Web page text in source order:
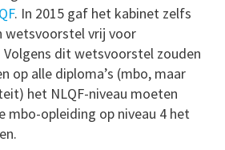
. In 2015 gaf het kabinet zelfs
wetsvoorstel vrij voor
dit wetsvoorstel zouden
op alle diploma’s (mbo, maar
het NLQF-niveau moeten
mbo-opleiding op niveau 4 het